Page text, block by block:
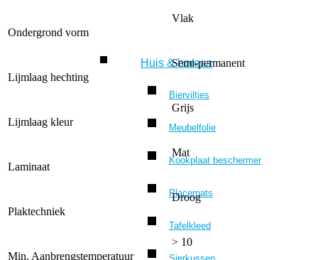
Huis & horeca
Bierviltjes
Meubelfolie
Kookplaat beschermer
Placemats
Tafelkleed
Ondergrond vorm
Vlak
Lijmlaag hechting
Semi-permanent
Lijmlaag kleur
Grijs
Laminaat
Mat
Plaktechniek
Droog
Min. Aanbrengstemperatuur
> 10